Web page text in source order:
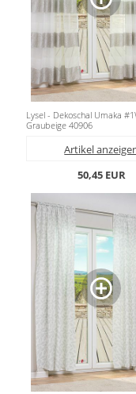
Lysel - Dekoschal Umaka
Graubeige 40906
Artikel
50,45 EUR